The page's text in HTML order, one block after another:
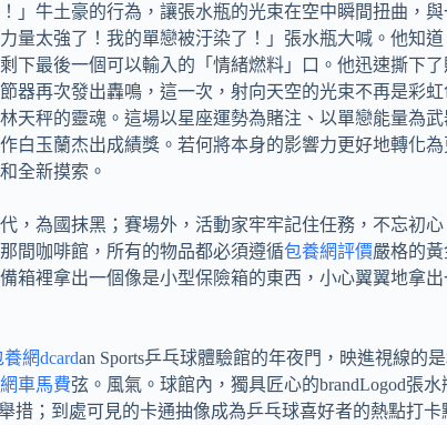
」牛土豪的行為，讓張水瓶的光束在空中瞬間扭曲，
量太強了！我的單戀被汙染了！」張水瓶大喊。他知
下最後一個可以輸入的「情緒燃料」口。他迅速撕下
器再次發出轟鳴，這一次，射向天空的光束不再是彩
天秤的靈魂。這場以星座運勢為賭注、以單戀能量為
白玉蘭杰出成績獎。若何將本身的影響力更好地轉化為
全新摸索。
，為國抹黑；賽場外，活動家牢牢記住任務，不忘初
間咖啡館，所有的物品都必須遵循包養網評價嚴格的
箱裡拿出一個像是小型保險箱的東西，小心翼翼地拿
養網dcardan Sports乒乓球體驗館的年夜門，映進視線的
車馬費弦。風氣。球館內，獨具匠心的brandLogod張
措；到處可見的卡通抽像成為乒乓球喜好者的熱點